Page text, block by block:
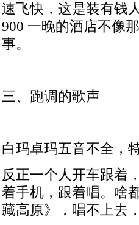
速飞快，这是装有钱
900 一晚的酒店不像
事。
三、跑调的歌声
白玛卓玛五音不全，
反正一个人开车跟着
着手机，跟着唱。啥
藏高原》，唱不上去